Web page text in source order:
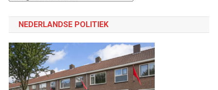
categorie
NEDERLANDSE POLITIEK